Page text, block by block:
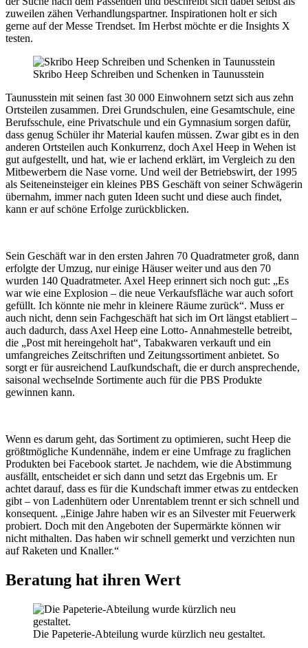
zuweilen zähen Verhandlungspartner. Inspirationen holt er sich
gerne auf der Messe Trendset. Im Herbst möchte er die Insights X
testen.
Skribo Heep Schreiben und Schenken in Taunusstein
Taunusstein mit seinen fast 30 000 Einwohnern setzt sich aus zehn
Ortsteilen zusammen. Drei Grundschulen, eine Gesamtschule, eine
Berufsschule, eine Privatschule und ein Gymnasium sorgen dafür,
dass genug Schüler ihr Material kaufen müssen. Zwar gibt es in den
anderen Ortsteilen auch Konkurrenz, doch Axel Heep in Wehen ist
gut aufgestellt, und hat, wie er lachend erklärt, im Vergleich zu den
Mitbewerbern die Nase vorne. Und weil der Betriebswirt, der 1995
als Seiteneinsteiger ein kleines PBS Geschäft von seiner Schwägerin
übernahm, immer nach guten Ideen sucht und diese auch findet,
kann er auf schöne Erfolge zurückblicken.
Sein Geschäft war in den ersten Jahren 70 Quadratmeter groß, dann
erfolgte der Umzug, nur einige Häuser weiter und aus den 70
wurden 140 Quadratmeter. Axel Heep erinnert sich noch gut: „Es
war wie eine Explosion – die neue Verkaufsfläche war auch sofort
gefüllt. Ich könnte nie mehr in kleinere Räume zurück“. Muss er
auch nicht, denn sein Fachgeschäft hat sich im Ort längst etabliert –
auch dadurch, dass Axel Heep eine Lotto- Annahmestelle betreibt,
die „Post mit hereingeholt hat“, Tabakwaren verkauft und ein
umfangreiches Zeitschriften und Zeitungssortiment anbietet. So
sorgt er für ausreichend Laufkundschaft, die er durch ansprechende,
saisonal wechselnde Sortimente auch für die PBS Produkte
gewinnen kann.
Wenn es darum geht, das Sortiment zu optimieren, sucht Heep die
größtmögliche Kundennähe, indem er eine Umfrage zu fraglichen
Produkten bei Facebook startet. Je nachdem, wie die Abstimmung
ausfällt, entscheidet er sich dann und setzt das Ergebnis um. Er
achtet darauf, dass es für die Kundschaft immer etwas zu entdecken
gibt – von Ladenhütern oder Unrentablem trennt er sich schnell und
konsequent. „Einige Jahre haben wir es an Silvester mit Feuerwerk
probiert. Doch mit den Angeboten der Supermärkte können wir
nicht mithalten. Das haben wir schnell gemerkt und verzichten nun
auf Raketen und Knaller.“
Beratung hat ihren Wert
Die Papeterie-Abteilung wurde kürzlich neu gestaltet.